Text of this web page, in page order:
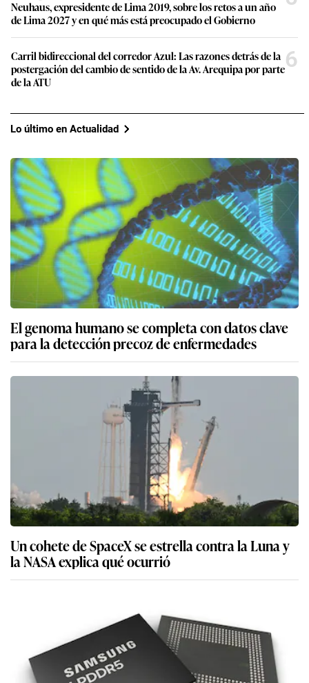
Neuhaus, expresidente de Lima 2019, sobre los retos a un año
de Lima 2027 y en qué más está preocupado el Gobierno
Carril bidireccional del corredor Azul: Las razones detrás de la
postergación del cambio de sentido de la Av. Arequipa por parte
de la ATU
6
Lo último en Actualidad
El genoma humano se completa con datos clave
para la detección precoz de enfermedades
Un cohete de SpaceX se estrella contra la Luna y
la NASA explica qué ocurrió